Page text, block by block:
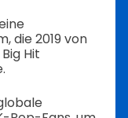
die 2019 von
Hit